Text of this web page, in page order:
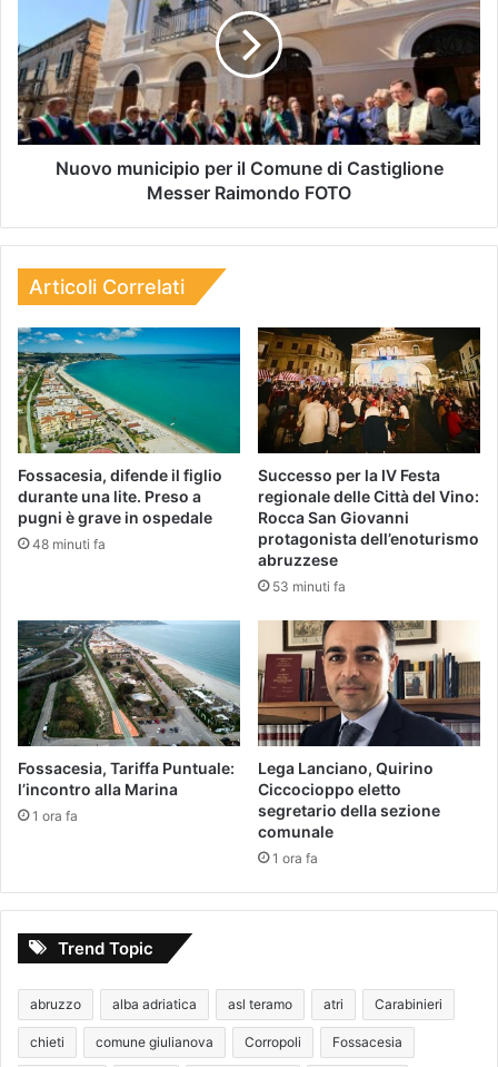
Nuovo municipio per il Comune di Castiglione
Messer Raimondo FOTO
Articoli Correlati
Fossacesia, difende il figlio
durante una lite. Preso a
pugni è grave in ospedale
48 minuti fa
Successo per la IV Festa
regionale delle Città del Vino:
Rocca San Giovanni
protagonista dell’enoturismo
abruzzese
53 minuti fa
Fossacesia, Tariffa Puntuale:
l’incontro alla Marina
1 ora fa
Lega Lanciano, Quirino
Ciccocioppo eletto
segretario della sezione
comunale
1 ora fa
Trend Topic
abruzzo alba adriatica asl teramo atri Carabinieri
chieti comune giulianova Corropoli Fossacesia